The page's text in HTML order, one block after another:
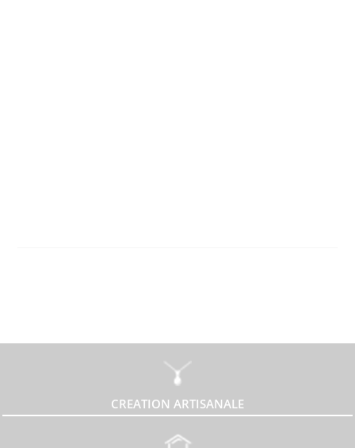
CREATION ARTISANALE